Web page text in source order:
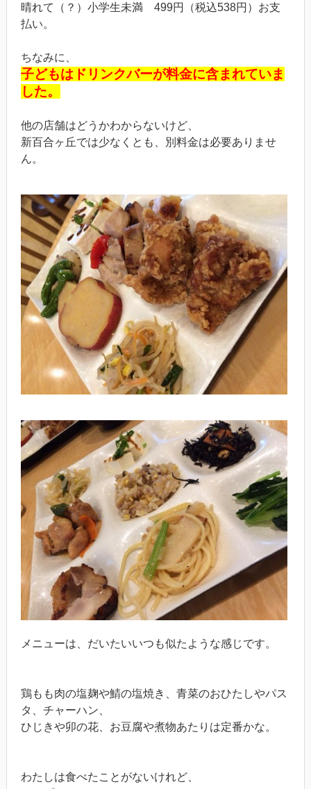
晴れて（？）小学生未満 499円（税込538円）お支
払い。
ちなみに、
子どもはドリンクバーが料金に含まれていま
した。
他の店舗はどうかわからないけど、
新百合ヶ丘では少なくとも、別料金は必要ありませ
ん。
メニューは、だいたいいつも似たような感じです。
鶏もも肉の塩麹や鯖の塩焼き、青菜のおひたしやパス
タ、チャーハン、
ひじきや卯の花、お豆腐や煮物あたりは定番かな。
わたしは食べたことがないけれど、